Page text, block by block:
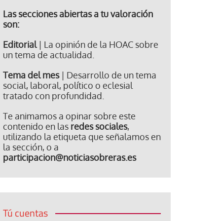
Las secciones abiertas a tu valoración
son:
Editorial| La opinión de la HOAC sobre
un tema de actualidad.
Tema del mes| Desarrollo de un tema
social, laboral, político o eclesial
tratado con profundidad.
Te animamos a opinar sobre este
contenido en las redes sociales,
utilizando la etiqueta que señalamos en
la sección, o a
participacion@noticiasobreras.es
Tú cuentas